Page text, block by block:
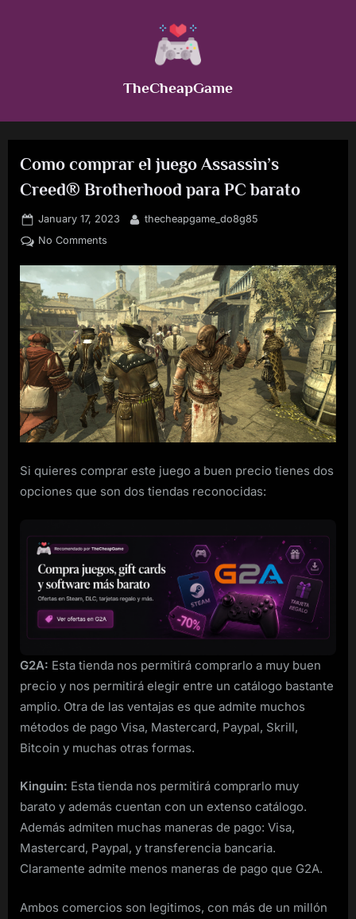
TheCheapGame
Como comprar el juego Assassin’s
Creed® Brotherhood para PC barato
Posted
on
January 17, 2023 By
thecheapgame_do8g85
No Commentson
comprar
el
juego
Assassin’s
Creed®
Brotherhood
para
PC
barato
Si quieres comprar este juego a buen precio tienes dos
opciones que son dos tiendas reconocidas:
G2A: Esta tienda nos permitirá comprarlo a muy buen
precio y nos permitirá elegir entre un catálogo bastante
amplio. Otra de las ventajas es que admite muchos
métodos de pago Visa, Mastercard, Paypal, Skrill,
Bitcoin y muchas otras formas.
Kinguin: Esta tienda nos permitirá comprarlo muy
barato y además cuentan con un extenso catálogo.
Además admiten muchas maneras de pago: Visa,
Mastercard, Paypal, y transferencia bancaria.
Claramente admite menos maneras de pago que G2A.
Ambos comercios son legitimos, con más de un millón